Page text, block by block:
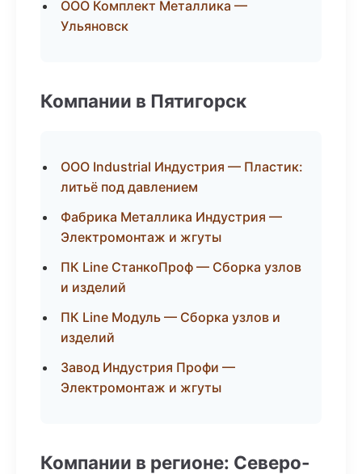
ООО Комплект Металлика —
Ульяновск
Компании в Пятигорск
ООО Industrial Индустрия — Пластик:
литьё под давлением
Фабрика Металлика Индустрия —
Электромонтаж и жгуты
ПК Line СтанкоПроф — Сборка узлов
и изделий
ПК Line Модуль — Сборка узлов и
изделий
Завод Индустрия Профи —
Электромонтаж и жгуты
Компании в регионе: Северо-